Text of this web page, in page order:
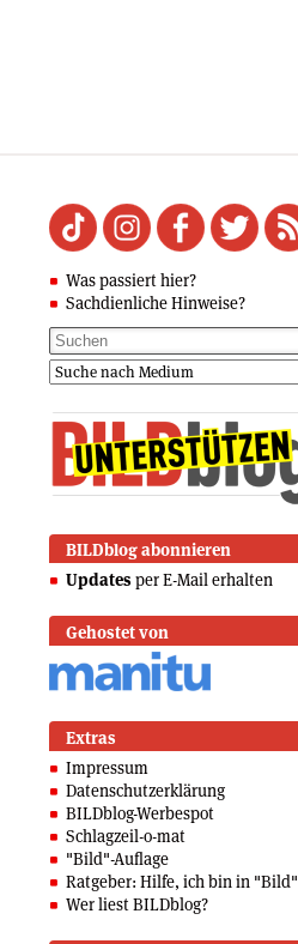
Was passiert hier?
Sachdienliche Hinweise?
BILDblog abonnieren
Updates per E-Mail erhalten
Gehostet von
Extras
Impressum
Datenschutzerklärung
BILDblog-Werbespot
Schlagzeil-o-mat
"Bild"-Auflage
Ratgeber: Hilfe, ich bin in "Bild"
Wer liest BILDblog?